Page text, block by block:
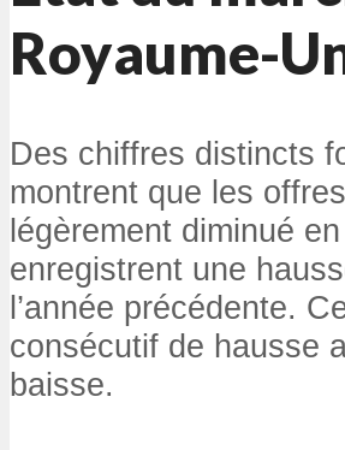
Royaume-
Des chiffres distincts
montrent que les
légèrement diminué
enregistrent une
l’année précédente.
consécutif de hausse
baisse.